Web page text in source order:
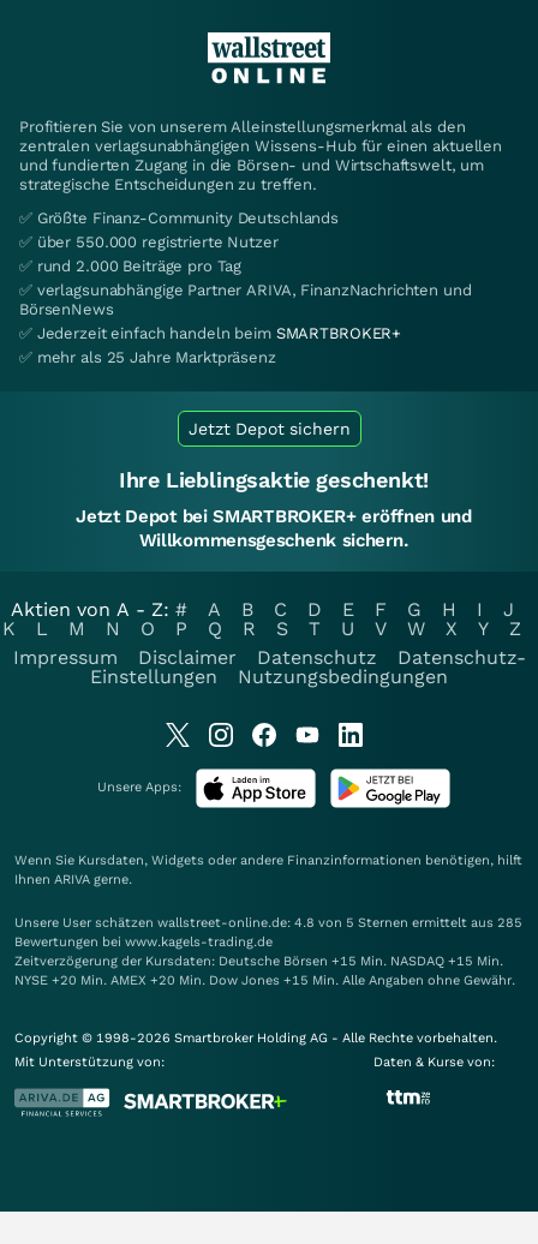
Profitieren Sie von unserem Alleinstellungsmerkmal als den
zentralen verlagsunabhängigen Wissens-Hub für einen aktuellen
und fundierten Zugang in die Börsen- und Wirtschaftswelt, um
strategische Entscheidungen zu treffen.
✅ Größte Finanz-Community Deutschlands
✅ über 550.000 registrierte Nutzer
✅ rund 2.000 Beiträge pro Tag
✅ verlagsunabhängige Partner ARIVA, FinanzNachrichten und
BörsenNews
✅ Jederzeit einfach handeln beim SMARTBROKER+
✅ mehr als 25 Jahre Marktpräsenz
Jetzt Depot sichern
Ihre Lieblingsaktie geschenkt!
Jetzt Depot bei SMARTBROKER+ eröffnen und
Willkommensgeschenk sichern.
Aktien von A - Z: # A B C D E F G H I
J
K
L M N O P Q R S T U V W X Y
Z
Impressum
Disclaimer Datenschutz
Datenschutz-
Einstellungen
Nutzungsbedingungen
Unsere Apps:
Wenn Sie Kursdaten, Widgets oder andere Finanzinformationen benötigen, hilft
Ihnen ARIVA gerne.
Unsere User schätzen wallstreet-online.de: 4.8 von 5 Sternen ermittelt aus 285
Bewertungen bei www.kagels-trading.de
Zeitverzögerung der Kursdaten: Deutsche Börsen +15 Min. NASDAQ +15 Min.
NYSE +20 Min. AMEX +20 Min. Dow Jones +15 Min. Alle Angaben ohne Gewähr.
Copyright © 1998-2026 Smartbroker Holding AG - Alle Rechte vorbehalten.
Mit Unterstützung von:
Daten & Kurse von: